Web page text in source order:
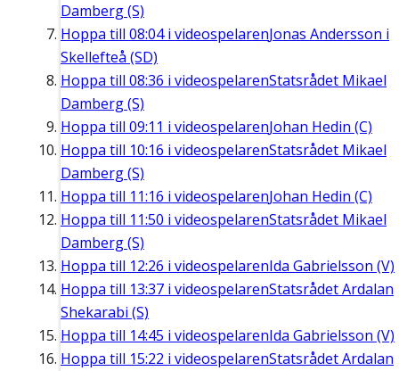
Damberg (S)
Hoppa till 08:04i videospelarenJonas Andersson i
Skellefteå (SD)
Hoppa till 08:36 i videospelarenStatsrådet Mikael
Damberg (S)
Hoppa till 09:11 i videospelarenJohan Hedin (C)
Hoppa till 10:16 i videospelarenStatsrådet Mikael
Damberg (S)
Hoppa till 11:16 i videospelarenJohan Hedin (C)
Hoppa till 11:50 i videospelarenStatsrådet Mikael
Damberg (S)
Hoppa till 12:26 i videospelarenIda Gabrielsson (V)
Hoppa till 13:37 i videospelarenStatsrådet Ardalan
Shekarabi (S)
Hoppa till 14:45 i videospelarenIda Gabrielsson (V)
Hoppa till 15:22 i videospelarenStatsrådet Ardalan